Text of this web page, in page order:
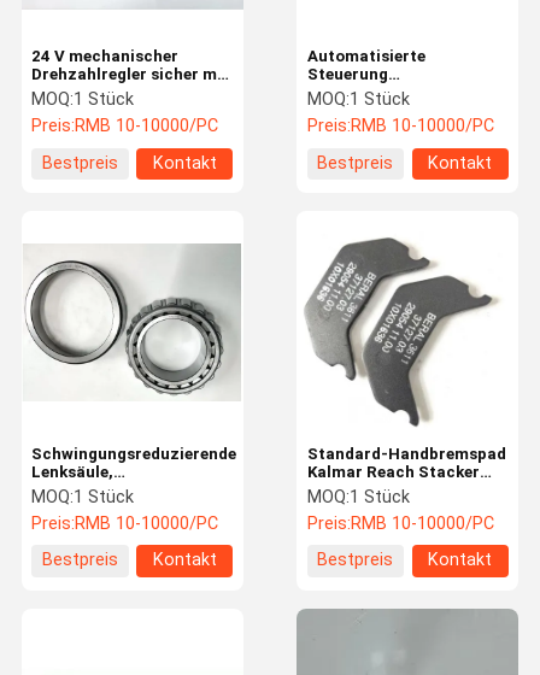
24 V mechanischer
Drehzahlregler sicher mit
großer Kompatibilität
2300 RPM
MOQ:1 Stück
Preis:RMB 10-10000/PC
Bestpreis
Kontakt
Automatisierte
Steuerung
Rechteckverbreiter
Steuerung Kalmar Reach
Stapler Teile
Witterungssicher
MOQ:1 Stück
Preis:RMB 10-10000/PC
Bestpreis
Kontakt
Schwingungsreduzierende
Lenksäule,
Korrosionsbeständiges
Lager
MOQ:1 Stück
Preis:RMB 10-10000/PC
Bestpreis
Kontakt
Standard-Handbremspad
Kalmar Reach Stacker
Teile mit reibungslosem
Betrieb
MOQ:1 Stück
Preis:RMB 10-10000/PC
Bestpreis
Kontakt